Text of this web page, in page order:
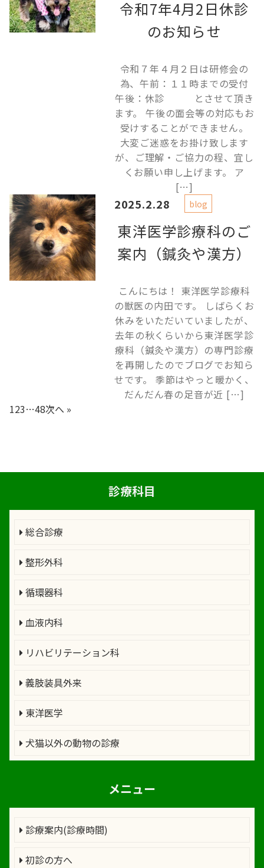
令和7年4月2日休診
のお知らせ
令和７年４月２日は研修会の
為、午前：１１時までの受付
午後：休診 とさせて頂き
ます。 午後の面会等の対応もお
受けすることができません。
大変ご迷惑をお掛け致します
が、ご理解・ご協力の程、宜し
くお願い申し上げます。 ア
[…]
東洋医学診療科のご
案内（鍼灸や漢方）
2025.2.28 blog
こんにちは！ 東洋医学診療科
の獣医の内田です。 しばらくお
休みをいただいていましたが、
去年の秋くらいから東洋医学診
療科（鍼灸や漢方）の専門診療
を再開したのでブログでお知ら
せです。 季節はやっと暖かく、
だんだん春の足音が近 […]
123…48次へ »
診療科目
総合診療
整形外科
循環器科
血液内科
リハビリテーション科
義肢装具外来
東洋医学
犬猫以外の動物の診療
メニュー
診療案内(診療時間)
初診の方へ